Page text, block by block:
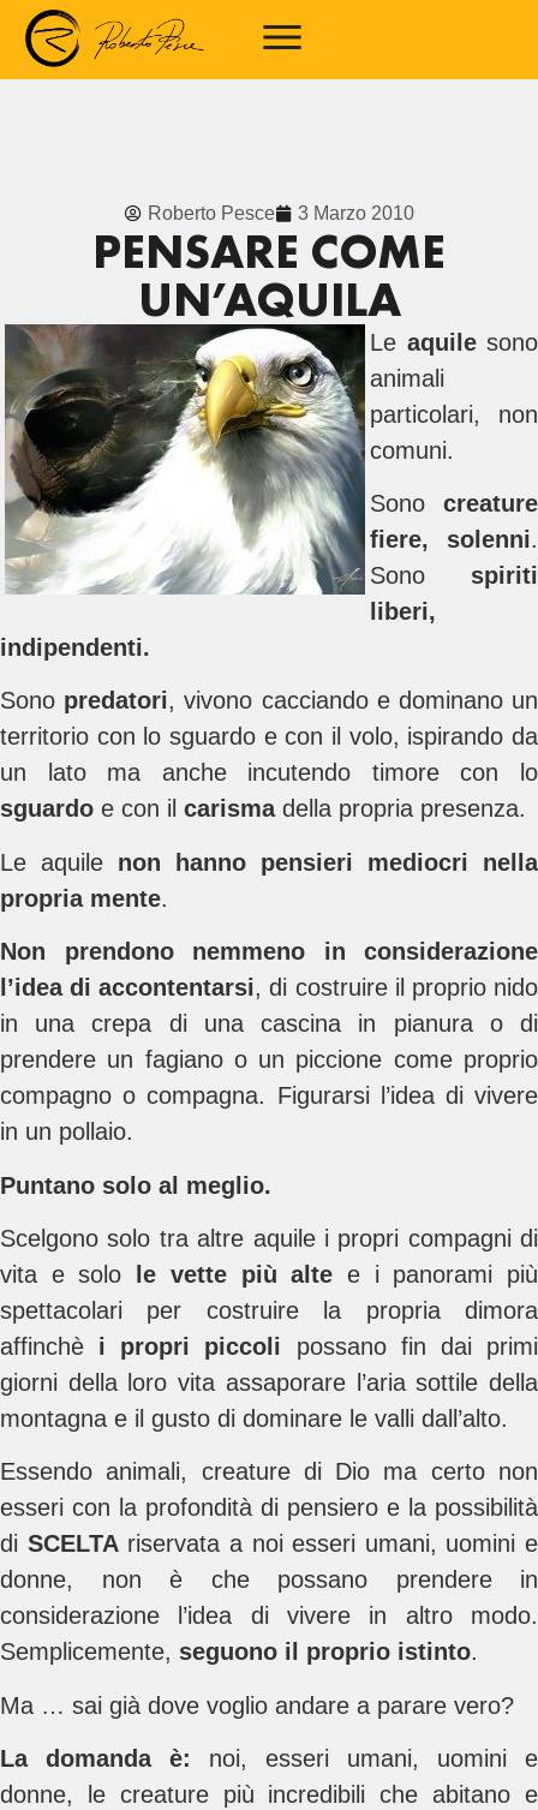
Roberto Pesce 3 Marzo 2010
PENSARE COME
UN’AQUILA
Le aquile sono
animali
particolari, non
comuni.
Sono creature
fiere, solenni.
Sono spiriti
liberi,
indipendenti.
Sono predatori, vivono cacciando e dominano un
territorio con lo sguardo e con il volo, ispirando da
un lato ma anche incutendo timore con lo
sguardo e con il carisma della propria presenza.
Le aquile non hanno pensieri mediocri nella
propria mente.
Non prendono nemmeno in considerazione
l’idea di accontentarsi, di costruire il proprio nido
in una crepa di una cascina in pianura o di
prendere un fagiano o un piccione come proprio
compagno o compagna. Figurarsi l’idea di vivere
in un pollaio.
Puntano solo al meglio.
Scelgono solo tra altre aquile i propri compagni di
vita e solo
le vette più alte e i panorami più
spettacolari per costruire la propria dimora
affinchè i propri piccoli possano fin dai primi
giorni della loro vita assaporare
l’aria sottile della
montagna e il gusto di dominare le valli dall’alto.
Essendo animali, creature di Dio ma certo non
esseri con la profondità di pensiero e la possibilità
di SCELTAriservata a noi esseri umani, uomini e
donne, non è che possano prendere in
considerazione l’idea di vivere in altro modo.
Semplicemente, seguono il proprio istinto.
Ma … sai già dove voglio andare a parare vero?
La domanda è: noi, esseri umani, uomini e
donne, le creature più incredibili che abitano e